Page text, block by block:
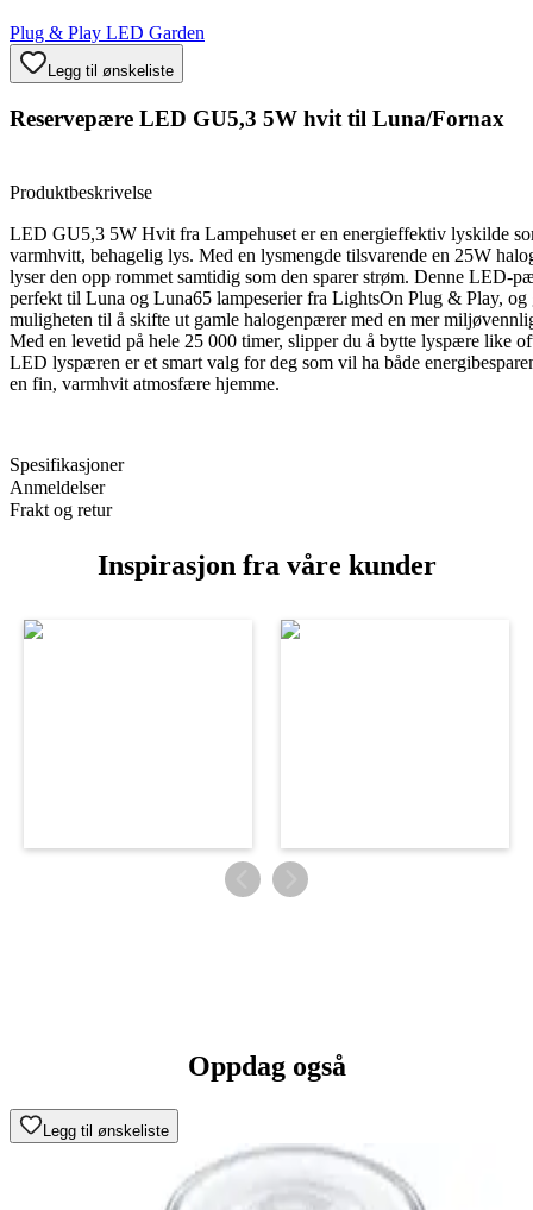
Plug & Play LED Garden
Legg til ønskeliste
Reservepære LED GU5,3 5W hvit til Luna/Fornax
Produktbeskrivelse
LED GU5,3 5W Hvit fra Lampehuset er en energieffektiv lyskilde
varmhvitt, behagelig lys. Med en lysmengde tilsvarende en 25W
lyser den opp rommet samtidig som den sparer strøm. Denne LED-
perfekt til Luna og Luna65 lampeserier fra LightsOn Plug & Play, og
muligheten til å skifte ut gamle halogenpærer med en mer
Med en levetid på hele 25 000 timer, slipper du å bytte lyspære like
LED lyspæren er et smart valg for deg som vil ha både
en fin, varmhvit atmosfære hjemme.
Spesifikasjoner
Anmeldelser
Frakt og retur
Inspirasjon fra våre kunder
Oppdag også
Legg til ønskeliste